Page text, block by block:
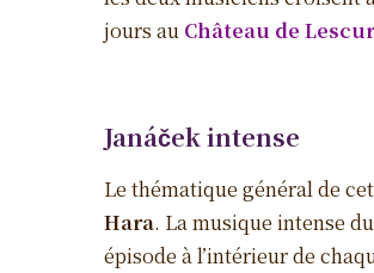
jours au Château de
Janáček intense
Le thématique général de
Hara. La musique intense
épisode à l’intérieur de